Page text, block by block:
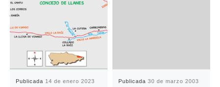
Publicada 14 de enero 2023 Publicada30 de marzo 2003